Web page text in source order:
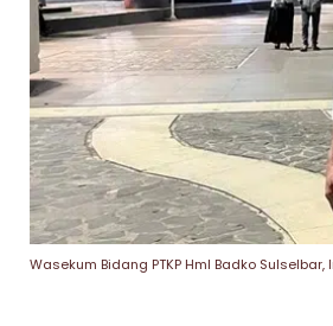
Wasekum Bidang PTKP HmI Badko Sulselbar,